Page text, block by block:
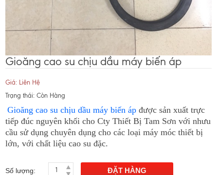
Gioăng cao su chịu dầu máy biến áp
Giá: Liên Hệ
Trạng thái: Còn Hàng
Gioăng cao su chịu dầu máy biến áp được sản xuất trực
tiếp đúc nguyên khối cho Cty Thiết Bị Tam Sơn với nhưu
cầu sử dụng chuyên dụng cho các loại máy móc thiết bị
lớn, với chất liệu cao su đặc.
Số lượng: